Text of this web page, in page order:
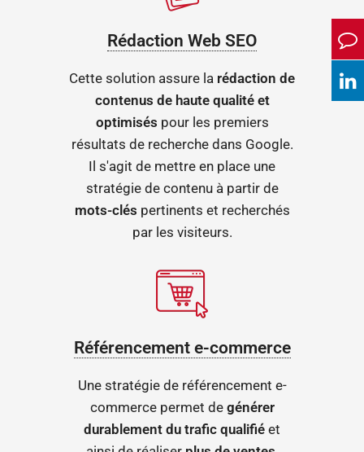
Rédaction Web SEO
Cette solution assure la rédaction de
contenus de haute qualité et
optimisés pour les premiers
résultats de recherche dans Google.
Il s'agit de mettre en place une
stratégie de contenu à partir de
mots-clés pertinents et recherchés
par les visiteurs.
Référencement e-commerce
Une stratégie de référencement e-
commerce permet de générer
durablement du trafic qualifié et